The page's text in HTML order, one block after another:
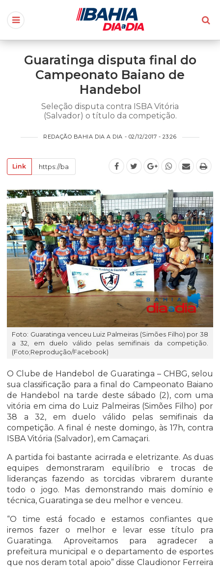
Guaratinga disputa final do
Campeonato Baiano de
Handebol
Seleção disputa contra ISBA Vitória
(Salvador) o título da competição.
REDAÇÃO BAHIA DIA A DIA - 02/12/2017 - 23:26
Link
Foto: Guaratinga venceu Luiz Palmeiras (Simões Filho) por 38
a 32, em duelo válido pelas semifinais da competição.
(Foto;Reprodução/Facebook)
O Clube de Handebol de Guaratinga – CHBG, selou
sua classificação para a final do Campeonato Baiano
de Handebol na tarde deste sábado (2), com uma
vitória em cima do Luiz Palmeiras (Simões Filho) por
38 a 32, em duelo válido pelas semifinais da
competição. A final é neste domingo, às 17h, contra
ISBA Vitória (Salvador), em Camaçari.
A partida foi bastante acirrada e eletrizante. As duas
equipes demonstraram equilíbrio e trocas de
lideranças fazendo as torcidas vibrarem durante
todo o jogo. Mas demonstrando mais domínio e
técnica, Guaratinga se deu melhor e venceu.
“O time está focado e estamos confiantes que
iremos fazer o melhor e levar esse título pra
Guaratinga. Aproveitamos para agradecer a
prefeitura municipal e o departamento de esportes
que nos deram total apoio” disse Claudionor Ferreira